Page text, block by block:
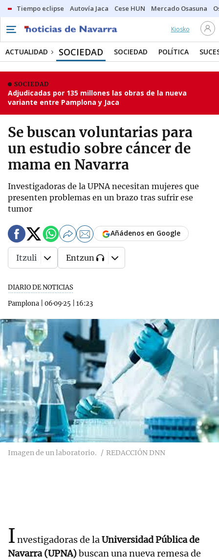
Tiempo eclipse Autovía Jaca Cese HUN Mercado Osasuna
Kiosko
ACTUALIDAD SOCIEDAD SOCIEDAD POLÍTICA
SOCIEDAD
Adjudicadas por 135 millones las obras de la nueva
variante entre Pamplona y Jaca
Se buscan voluntarias para
un estudio sobre cáncer de
mama en Navarra
Investigadoras de la UPNA necesitan mujeres que
presenten problemas en un brazo tras sufrir ese
tumor
DIARIO DE NOTICIAS
Pamplona
06·09·25 16:23
Añádenos en Google
Itzuli Entzun
Imagen de un laboratorio. REDACCIÓN DNN
I nvestigadoras de laUniversidad Pública de
Navarra (UPNA)buscan una nueva remesa de